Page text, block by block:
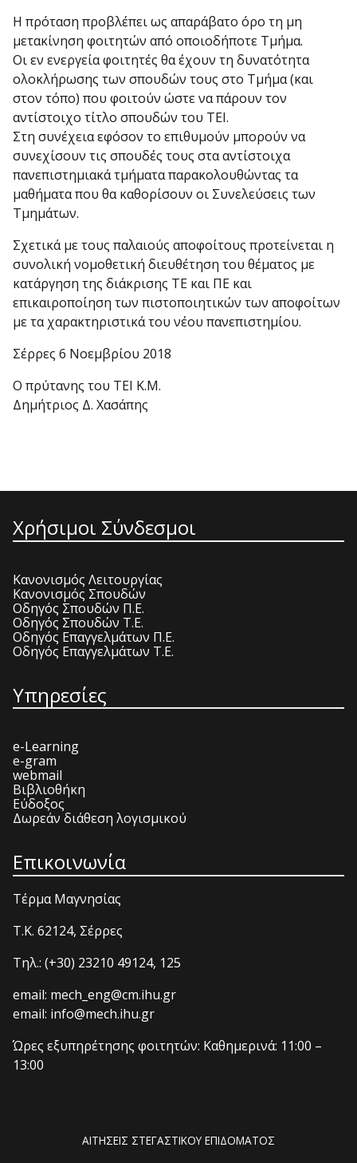
Η πρόταση προβλέπει ως απαράβατο όρο τη μη
μετακίνηση φοιτητών από οποιοδήποτε Τμήμα.
Οι εν ενεργεία φοιτητές θα έχουν τη δυνατότητα
ολοκλήρωσης των σπουδών τους στο Τμήμα (και
στον τόπο) που φοιτούν ώστε να πάρουν τον
αντίστοιχο τίτλο σπουδών του ΤΕΙ.
Στη συνέχεια εφόσον το επιθυμούν μπορούν να
συνεχίσουν τις σπουδές τους στα αντίστοιχα
πανεπιστημιακά τμήματα παρακολουθώντας τα
μαθήματα που θα καθορίσουν οι Συνελεύσεις των
Τμημάτων.
Σχετικά με τους παλαιούς αποφοίτους προτείνεται η
συνολική νομοθετική διευθέτηση του θέματος με
κατάργηση της διάκρισης ΤΕ και ΠΕ και
επικαιροποίηση των πιστοποιητικών των αποφοίτων
με τα χαρακτηριστικά του νέου πανεπιστημίου.
Σέρρες 6 Νοεμβρίου 2018
Ο πρύτανης του ΤΕΙ Κ.Μ.
Δημήτριος Δ. Χασάπης
Χρήσιμοι Σύνδεσμοι
Κανονισμός Λειτουργίας
Κανονισμός Σπουδών
Οδηγός Σπουδών Π.Ε.
Οδηγός Σπουδών Τ.Ε.
Οδηγός Επαγγελμάτων Π.Ε.
Οδηγός Επαγγελμάτων Τ.Ε.
Υπηρεσίες
e-Learning
e-gram
webmail
Βιβλιοθήκη
Εύδοξος
Δωρεάν διάθεση λογισμικού
Επικοινωνία
Τέρμα Μαγνησίας
T.K. 62124, Σέρρες
Τηλ.: (+30) 23210 49124, 125
email: mech_eng@cm.ihu.gr
email: info@mech.ihu.gr
Ώρες εξυπηρέτησης φοιτητών: Καθημερινά: 11:00 –
13:00
ΑΙΤΗΣΕΙΣ ΣΤΕΓΑΣΤΙΚΟΥ ΕΠΙΔΟΜΑΤΟΣ